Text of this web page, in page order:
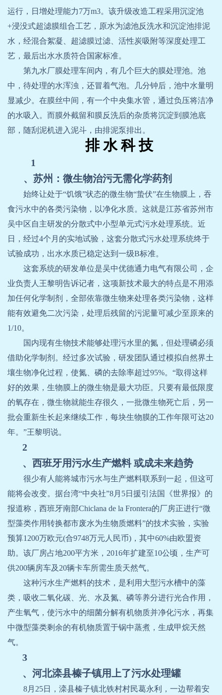
运行，日增处理能力7万m3。该升级改造工程采用沉淀池
+浸没式超滤膜组合工艺，原水为滤池反洗水和沉淀池排泥
水，经混合絮凝、超滤膜过滤、活性炭吸附等深度处理工
艺，最后出水水质符合国家标准。
第九水厂膜处理车间内，有几个巨大的膜处理池。池
中，待处理的水浑浊，还冒着气泡。几分钟后，池中水量明
显减少。在膜丝中间，有一个中央集水管，通过负压将洁净
的水吸入。而膜外截留和膜反洗后的杂质将沉淀到膜池底
部，随刮泥机进入泥斗，由排泥泵排出。
排 水 科 技
1
、苏州：微生物治污无需化学药剂
始终让处于“饥饿”状态的微生物“蛰伏”在生物膜上，吞
食污水中的各类污染物，以净化水质。这就是江苏省苏州市
吴中区自主研发的分散式中小型单元式污水处理系统。近
日，经过4个月的实地试验，这套分散式污水处理系统终于
试验成功，出水水质已稳定达到一级B标准。
这套系统的研发单位是吴中优德通力电气有限公司，企
业负责人王黎明告诉记者，这项新技术最大的特点是不用添
加任何化学制剂，全部依靠微生物来处理各类污染物，这样
能有效避免二次污染，处理后残留的污泥量可减少至原来的
1/10。
国内现有生物技术能够处理污水里的氮，但处理磷必须
借助化学制剂。经过多次试验，研发团队通过模拟自然界土
壤生物净化过程，使氮、磷的去除率超过95%。“取得这样
好的效果，生物膜上的微生物是最大功臣。只要有最低限度
的氧存在，微生物就能生存很久，一批微生物死亡后，另一
批会重新生长起来继续工作，每块生物膜的工作年限可达20
年。”王黎明说。
2
、西班牙用污水生产燃料 或成未来趋势
很少有人能将城市污水与生产燃料联系到一起，但这可
能将会改变。据台湾“中央社”8月 5日援引法国《世界报》的
报道称，西班牙南部Chiclana de la Frontera的厂房正进行“微
型藻类作用转换都市废水为生物质燃料”的技术实验，实验
预算1200万欧元(合9748万元人民币) ，其中60%由欧盟资
助。该厂房占地200平方米， 2016年扩建至10公顷，生产可
供200辆房车及 20辆卡车所需生质天然气。
这种污水生产燃料的技术，是利用大型污水槽中的藻
类，吸收二氧化碳、光、水及氮、磷等养分进行光合作用，
产生氧气，使污水中的细菌分解有机物质并净化污水，再集
中微型藻类剩余的有机物质置于锅中蒸煮，生成甲烷天然
气。
3
、河北滦县榛子镇用上了污水处理罐
8月 25日，滦县榛子镇北铁村村民葛永利，一边帮着安